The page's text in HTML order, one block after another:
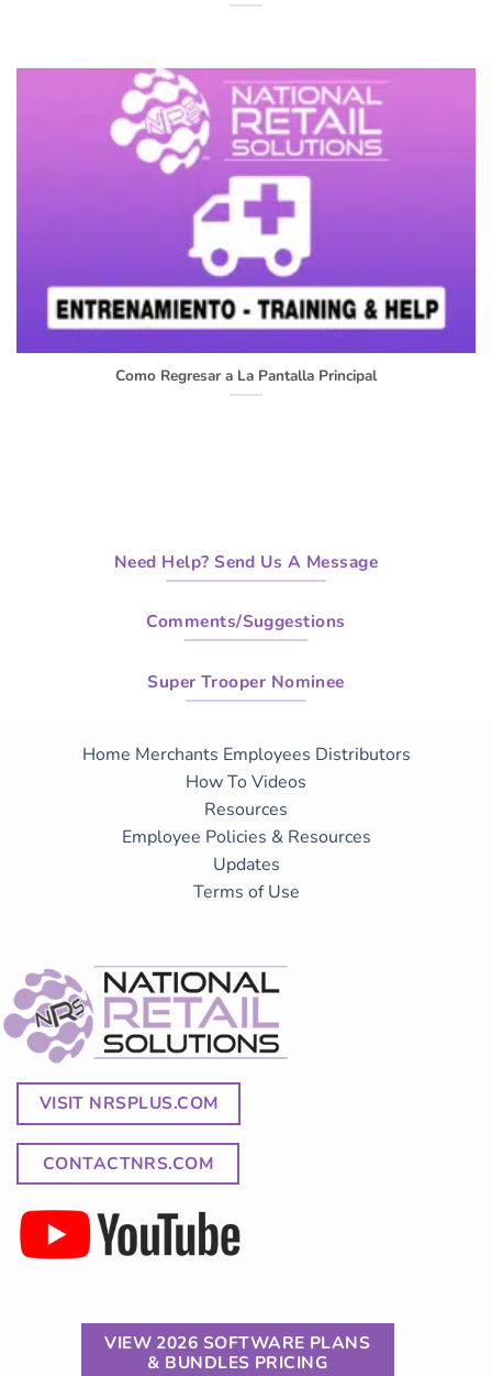
Como Regresar a La Pantalla Principal
Need Help? Send Us A Message
Comments/Suggestions
Super Trooper Nominee
Home Merchants Employees Distributors
How To Videos
Resources
Employee Policies & Resources
Updates
Terms of Use
VISIT NRSPLUS.COM
CONTACTNRS.COM
VIEW 2026 SOFTWARE PLANS
& BUNDLES PRICING